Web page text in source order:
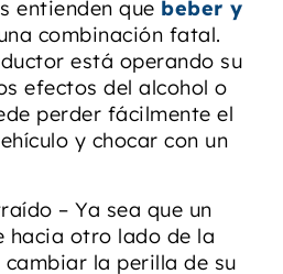
entienden que beber y
combinación fatal.
está operando su
efectos del alcohol o
perder fácilmente el
y chocar con un
– Ya sea que un
hacia otro lado de la
la perilla de su